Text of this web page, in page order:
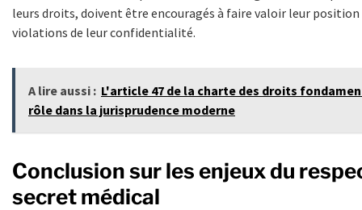
leurs droits, doivent être encouragés à faire valoir leur position
violations de leur confidentialité.
A lire aussi : L'article 47 de la charte des droits
rôle dans la jurisprudence moderne
Conclusion sur les enjeux du
secret médical